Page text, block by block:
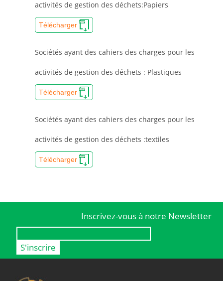
activités de gestion des déchets:Papiers
Télécharger
Sociétés ayant des cahiers des charges pour les
activités de gestion des déchets : Plastiques
Télécharger
Sociétés ayant des cahiers des charges pour les
activités de gestion des déchets :textiles
Télécharger
Inscrivez-vous à notre Newsletter